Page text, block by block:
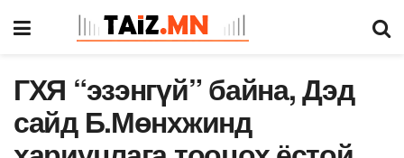
ГХЯ “эзэнгүй” байна, Дэд
сайд Б.Мөнхжинд